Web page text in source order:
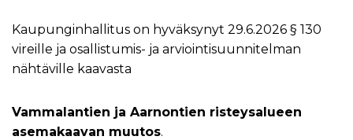
Kaupunginhallitus on hyväksynyt 29.6.2026 § 130
vireille ja osallistumis- ja arviointisuunnitelman
nähtäville kaavasta
Vammalantien ja Aarnontien risteysalueen
asemakaavan muutos.